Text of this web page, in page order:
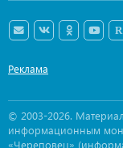
Реклама
© 2003-2026.
информационным
«Череповец»